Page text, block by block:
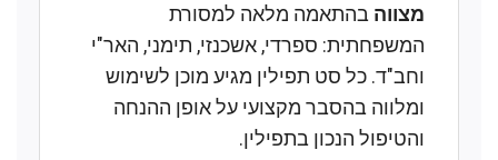
מצווה בהתאמה מלאה למסורת
המשפחתית: ספרדי, אשכנזי, תימני, האר"י
וחב"ד. כל סט תפילין מגיע מוכן לשימוש
ומלווה בהסבר מקצועי על אופן ההנחה
והטיפול הנכון בתפילין.